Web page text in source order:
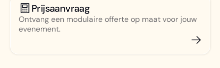
Prijsaanvraag
Ontvang een modulaire offerte op maat voor jouw
evenement.